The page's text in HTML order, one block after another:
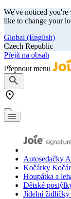
We've noticed
like to change your
Global (English)
Czech Republic
Přejít na obsah
Přepnout menu
Autosedačky
Kočárky
Houpátka a
Dětské
Jídelní židličky